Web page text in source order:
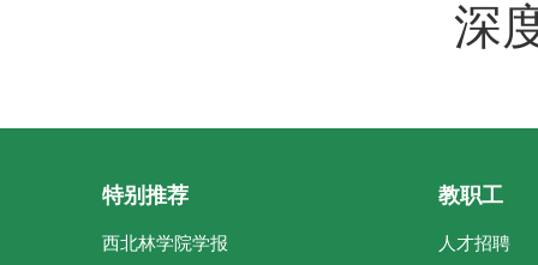
深
特别推荐
西北林学院学报
教职工
人才招聘